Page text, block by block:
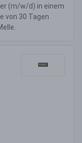
(m/w/d) in einem
von 30 Tagen